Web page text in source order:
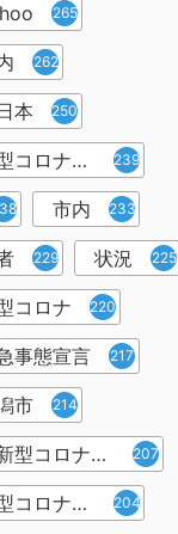
265
262
本 250
新型コロナウイルスワクチン 239
市内 233
229 状況 225
コロナ 220
事態宣言 217
市 214
新型コロナウイルス感染者 207
新型コロナウイルス対策 204